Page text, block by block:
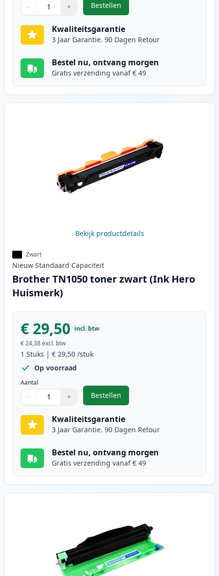
Gebruik de knoppen om aan te passen
− +
1
Bestellen
,2 stuks Brother TN1050 toner
Kwaliteitsgarantie
3 Jaar Garantie. 90 Dagen Retour
Bestel nu, ontvang morgen
Gratis verzending vanaf € 49
Bekijk productdetails
Zwart
Nieuw Standaard Capaciteit
Brother TN1050 toner zwart (Ink Hero
Huismerk)
€ 29,50 incl. btw
€ 24,38excl. btw
1 Stuks | € 29,50 /stuk
Op voorraad
Aantal
Gebruik de knoppen om aan te passen
− +
1
Bestellen
,Brother TN1050 toner zwart (Ink
Kwaliteitsgarantie
3 Jaar Garantie. 90 Dagen Retour
Bestel nu, ontvang morgen
Gratis verzending vanaf € 49